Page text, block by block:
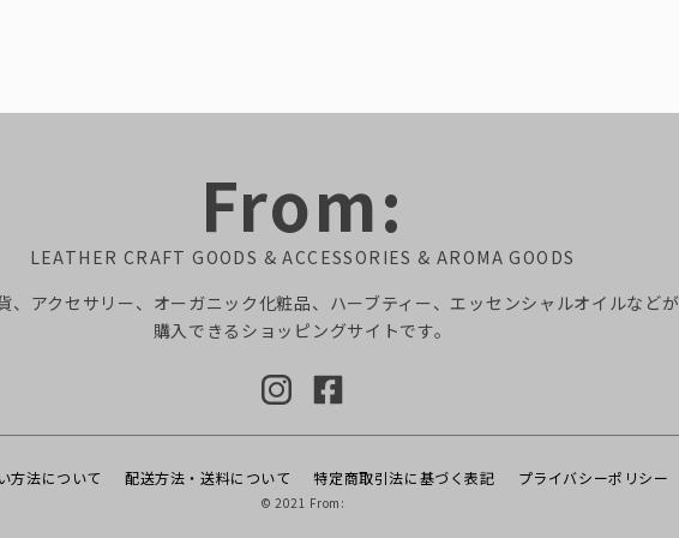
From:
LEATHER CRAFT GOODS &ACCESSORIES & AROMA GOODS
、アクセサリー、オーガニック化粧品、ハーブティー、エッセンシャルオイルなどが
購入できるショッピングサイトです。
方法について 配送方法・送料について 特定商取引法に基づく表記 プライバシーポリシー
© 2021 From: